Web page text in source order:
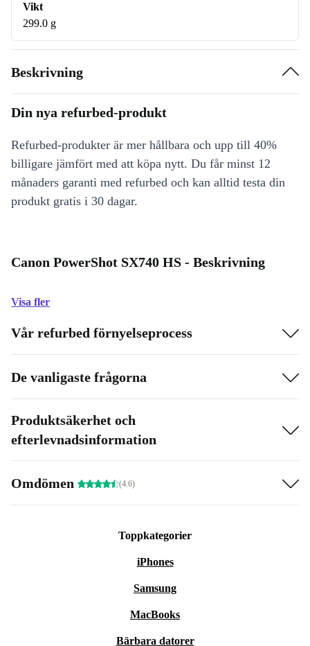
Vikt
299.0 g
Beskrivning
Din nya refurbed-produkt
Refurbed-produkter är mer hållbara och upp till 40%
billigare jämfört med att köpa nytt. Du får minst 12
månaders garanti med refurbed och kan alltid testa din
produkt gratis i 30 dagar.
Canon PowerShot SX740 HS - Beskrivning
Visa fler
Vår refurbed förnyelseprocess
De vanligaste frågorna
Produktsäkerhet och
efterlevnadsinformation
Omdömen (4.6)
Toppkategorier
iPhones
Samsung
MacBooks
Bärbara datorer